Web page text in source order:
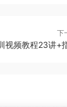
下
视频教程23讲+